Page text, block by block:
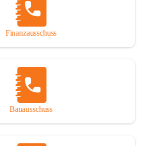
Finanzausschuss
Bauausschuss